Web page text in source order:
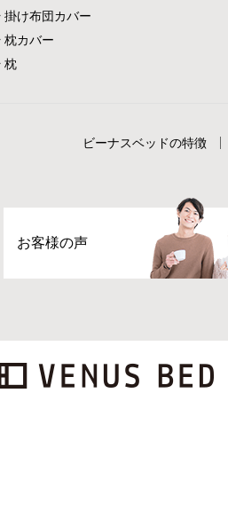
掛け布団カバー
枕カバー
枕
ビーナスベッドの特徴
お客様の声